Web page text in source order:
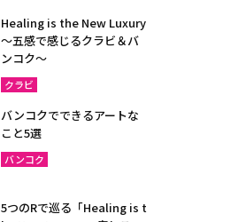
Healing is the New Luxury
～五感で感じるクラビ＆バ
ンコク～
クラビ
バンコクでできるアートな
こと5選
バンコク
5つのRで巡る「Healing is t